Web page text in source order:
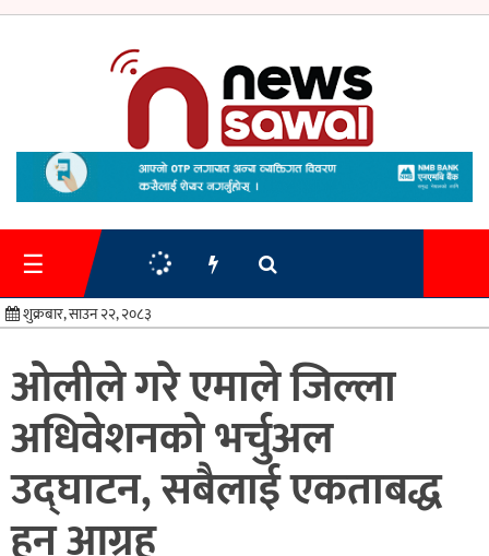
गृहपृष्ठ
समाचार
प्रशासन
स्वास्थ्य/
शिक्षा
मनोरन्जन
अन्तर्राष्ट्रिय
☰
शुक्रबार, साउन २२, २०८३
ओलीले गरे एमाले जिल्ला
अधिवेशनको भर्चुअल
उद्घाटन, सबैलाई एकताबद्ध